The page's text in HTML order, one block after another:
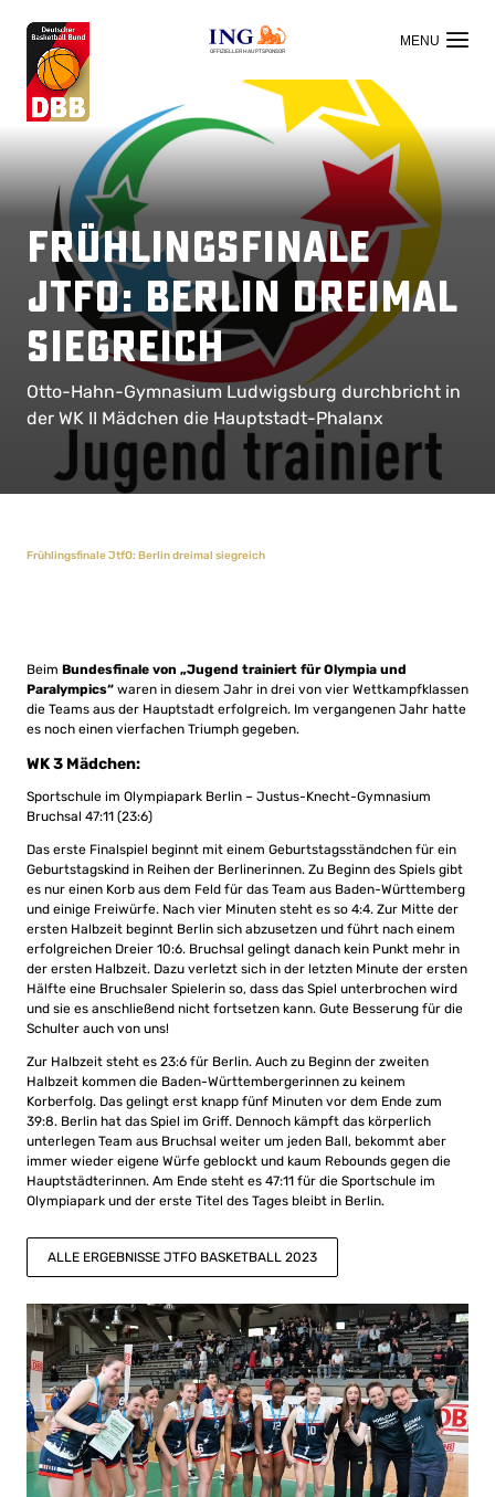
OFFIZIELLER HAUPTSPONSOR
Frühlingsfinale
JtfO: Berlin dreimal
siegreich
Otto-Hahn-Gymnasium Ludwigsburg durchbricht in
der WK II Mädchen die Hauptstadt-Phalanx
Frühlingsfinale JtfO: Berlin dreimal siegreich
Beim Bundesfinale von „Jugend trainiert für Olympia und
Paralympics“ waren in diesem Jahr in drei von vier Wettkampfklassen
die Teams aus der Hauptstadt erfolgreich. Im vergangenen Jahr hatte
es noch einen vierfachen Triumph gegeben.
WK 3 Mädchen:
Sportschule im Olympiapark Berlin – Justus-Knecht-Gymnasium
Bruchsal 47:11 (23:6)
Das erste Finalspiel beginnt mit einem Geburtstagsständchen für ein
Geburtstagskind in Reihen der Berlinerinnen. Zu Beginn des Spiels gibt
es nur einen Korb aus dem Feld für das Team aus Baden-Württemberg
und einige Freiwürfe. Nach vier Minuten steht es so 4:4. Zur Mitte der
ersten Halbzeit beginnt Berlin sich abzusetzen und führt nach einem
erfolgreichen Dreier 10:6. Bruchsal gelingt danach kein Punkt mehr in
der ersten Halbzeit. Dazu verletzt sich in der letzten Minute der ersten
Hälfte eine Bruchsaler Spielerin so, dass das Spiel unterbrochen wird
und sie es anschließend nicht fortsetzen kann. Gute Besserung für die
Schulter auch von uns!
Zur Halbzeit steht es 23:6 für Berlin. Auch zu Beginn der zweiten
Halbzeit kommen die Baden-Württembergerinnen zu keinem
Korberfolg. Das gelingt erst knapp fünf Minuten vor dem Ende zum
39:8. Berlin hat das Spiel im Griff. Dennoch kämpft das körperlich
unterlegen Team aus Bruchsal weiter um jeden Ball, bekommt aber
immer wieder eigene Würfe geblockt und kaum Rebounds gegen die
Hauptstädterinnen. Am Ende steht es 47:11 für die Sportschule im
Olympiapark und der erste Titel des Tages bleibt in Berlin.
ALLE ERGEBNISSE JTFO BASKETBALL 2023